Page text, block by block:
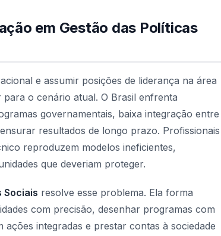
em Gestão das Políticas
e assumir posições de liderança na área
o cenário atual. O Brasil enfrenta
governamentais, baixa integração entre
resultados de longo prazo. Profissionais
reproduzem modelos ineficientes,
que deveriam proteger.
Sociais resolve esse problema. Ela forma
com precisão, desenhar programas com
integradas e prestar contas à sociedade